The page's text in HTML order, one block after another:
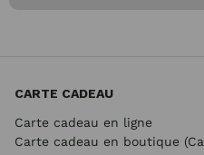
CARTE CADEAU
Carte cadeau en ligne
Carte cadeau en boutique